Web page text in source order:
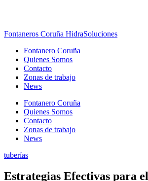
Fontaneros Coruña HidraSoluciones
Fontanero Coruña
Quienes Somos
Contacto
Zonas de trabajo
News
Fontanero Coruña
Quienes Somos
Contacto
Zonas de trabajo
News
tuberías
Estrategias Efectivas para el